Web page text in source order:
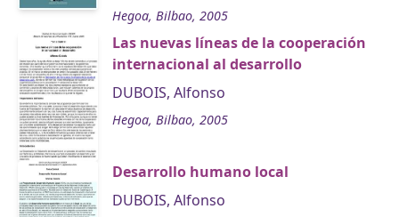
Hegoa, Bilbao, 2005
Las nuevas líneas de la cooperación
internacional al desarrollo
DUBOIS, Alfonso
Hegoa, Bilbao, 2005
Desarrollo humano local
DUBOIS, Alfonso